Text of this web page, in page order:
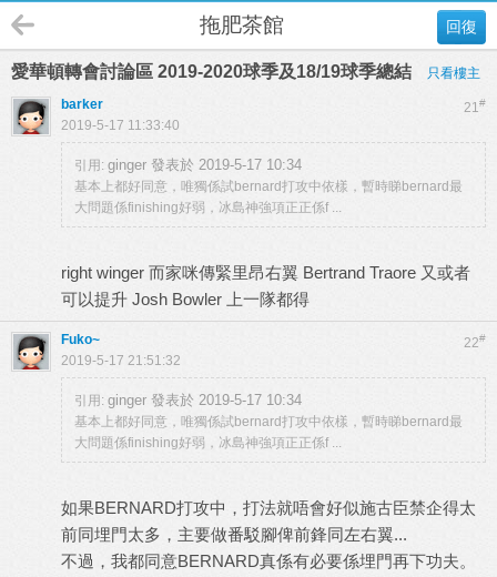
回復
拖肥茶館
愛華頓轉會討論區 2019-2020球季及18/19球季總結 只看樓主
21#
barker
2019-5-17 11:33:40
引用: ginger 發表於 2019-5-17 10:34
基本上都好同意，唯獨係試bernard打攻中依樣，暫時睇bernard最
大問題係finishing好弱，冰島神強項正正係f ...
right winger 而家咪傳緊里昂右翼 Bertrand Traore 又或者
可以提升 Josh Bowler 上一隊都得
22#
Fuko~
2019-5-17 21:51:32
引用: ginger 發表於 2019-5-17 10:34
基本上都好同意，唯獨係試bernard打攻中依樣，暫時睇bernard最
大問題係finishing好弱，冰島神強項正正係f ...
如果BERNARD打攻中，打法就唔會好似施古臣禁企得太
前同埋門太多，主要做番駁腳俾前鋒同左右翼...
不過，我都同意BERNARD真係有必要係埋門再下功夫。